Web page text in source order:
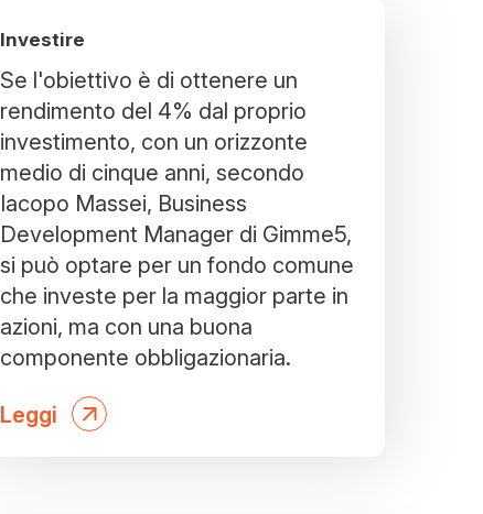
Investire
Se l'obiettivo è di ottenere un
rendimento del 4% dal proprio
investimento, con un orizzonte
medio di cinque anni, secondo
Iacopo Massei, Business
Development Manager di Gimme5,
si può optare per un fondo comune
che investe per la maggior parte in
azioni, ma con una buona
componente obbligazionaria.
Leggi